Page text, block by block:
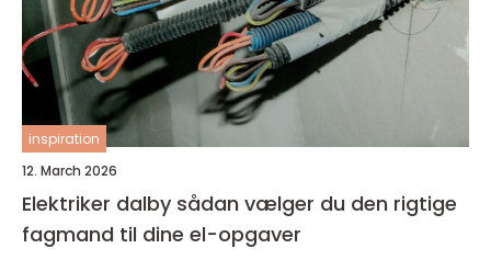
inspiration
12. March 2026
Elektriker dalby sådan vælger du den rigtige
fagmand til dine el-opgaver